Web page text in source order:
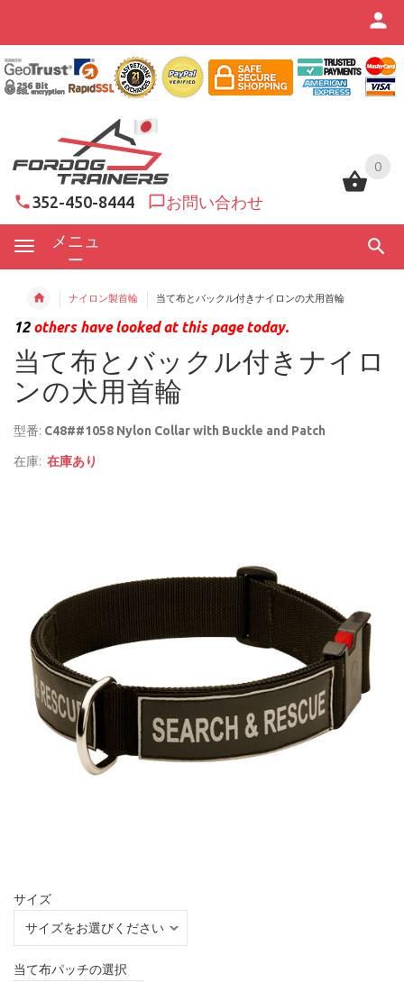
0
352-450-8444 お問い合わせ
メニュ
ー
0
ナイロン製首輪 当て布とバックル付きナイロンの犬用首輪
12others have looked at this page today.
当て布とバックル付きナイロ
ンの犬用首輪
型番: C48##1058 Nylon Collar with Buckle and Patch
在庫: 在庫あり
サイズ
当て布パッチの選択